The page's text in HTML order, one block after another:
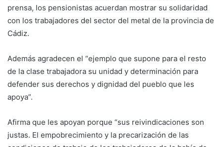
prensa, los pensionistas acuerdan mostrar su solidaridad
con los trabajadores del sector del metal de la provincia de
Cádiz.
Además agradecen el “ejemplo que supone para el resto
de la clase trabajadora su unidad y determinación para
defender sus derechos y dignidad del pueblo que les
apoya”.
Afirma que les apoyan porque “sus reivindicaciones son
justas. El empobrecimiento y la precarización de las